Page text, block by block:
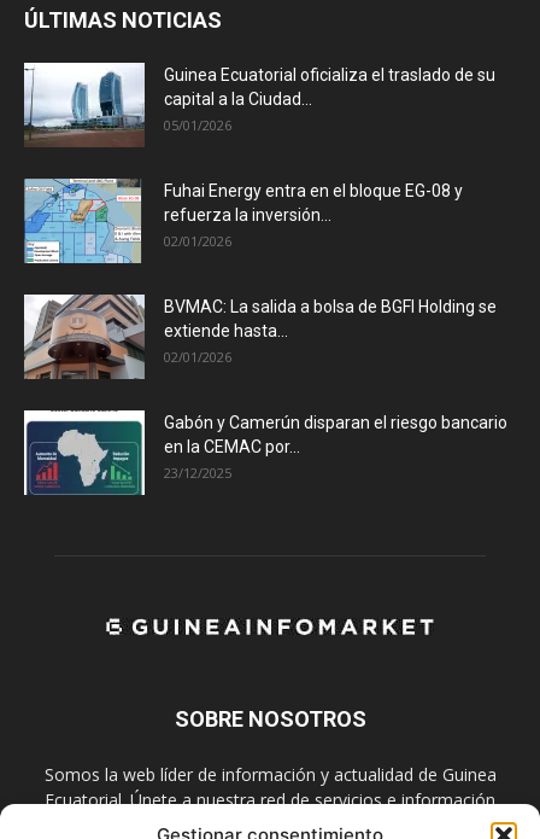
ÚLTIMAS NOTICIAS
Guinea Ecuatorial oficializa el traslado de su
capital a la Ciudad...
05/01/2026
Fuhai Energy entra en el bloque EG-08 y
refuerza la inversión...
02/01/2026
BVMAC: La salida a bolsa de BGFI Holding se
extiende hasta...
02/01/2026
Gabón y Camerún disparan el riesgo bancario
en la CEMAC por...
23/12/2025
SOBRE NOSOTROS
Somos la web líder de información y actualidad de Guinea
Ecuatorial. Únete a nuestra red de servicios e información
digital también en las redes sociales.